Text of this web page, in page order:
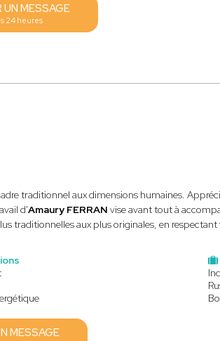
UN MESSAGE
24 heures
traditionnel aux dimensions humaines.
d'Amaury FERRAN vise avant tout à
traditionnelles aux plus originales, en
MESSAGE